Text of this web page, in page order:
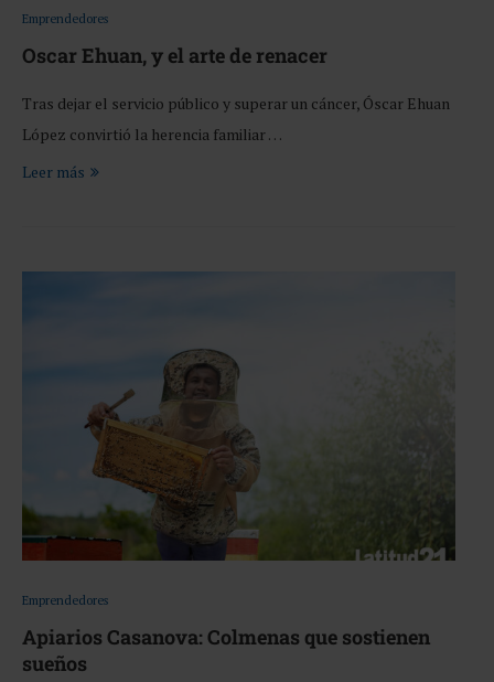
Emprendedores
Oscar Ehuan, y el arte de renacer
Tras dejar el servicio público y superar un cáncer, Óscar Ehuan
López convirtió la herencia familiar …
Leer más
Emprendedores
Apiarios Casanova: Colmenas que sostienen
sueños